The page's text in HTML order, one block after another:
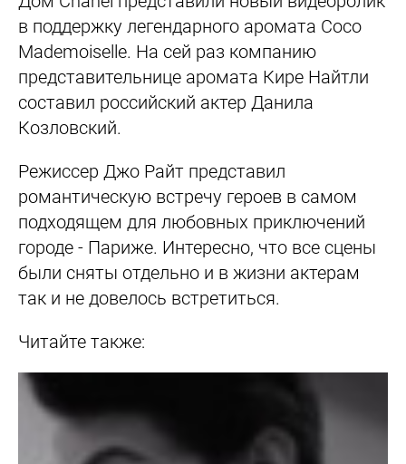
в поддержку легендарного аромата Coco
Mademoiselle. На сей раз компанию
представительнице аромата Кире Найтли
составил российский актер Данила
Козловский.
Режиссер Джо Райт представил
романтическую встречу героев в самом
подходящем для любовных приключений
городе - Париже. Интересно, что все сцены
были сняты отдельно и в жизни актерам
так и не довелось встретиться.
Читайте также: